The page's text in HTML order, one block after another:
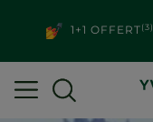
1+1 OFFERT(3)